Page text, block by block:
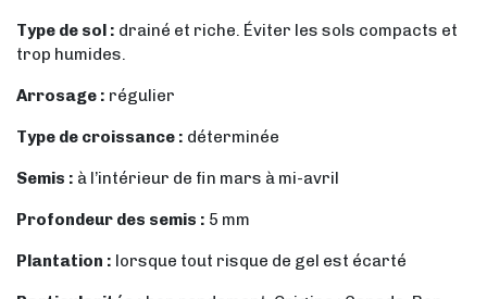
Type de sol : drainé et riche. Éviter les sols compacts et
trop humides.
Arrosage : régulier
Type de croissance : déterminée
Semis : à l’intérieur de fin mars à mi-avril
Profondeur des semis : 5 mm
Plantation : lorsque tout risque de gel est écarté